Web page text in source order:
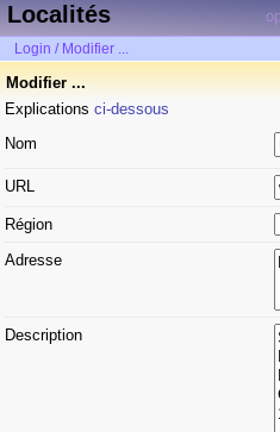
Localités
Login / Modifier ...
Modifier ...
Explications ci-dessous
Nom
URL
Région
Adresse
Description